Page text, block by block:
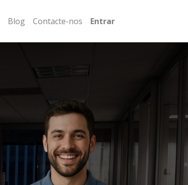
Blog Contacte-nos Entrar